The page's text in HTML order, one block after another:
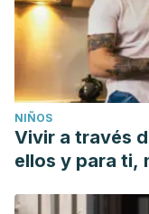
NIÑOS
Vivir a través
ellos y para ti,